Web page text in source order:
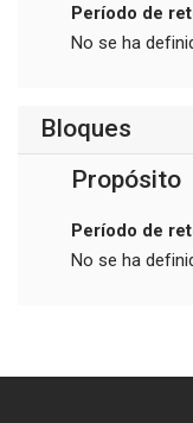
Período de
No se ha
Bloques
Propósito
Período de
No se ha